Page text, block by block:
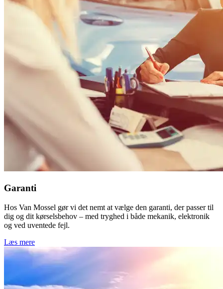
Garanti
Hos Van Mossel gør vi det nemt at vælge den garanti, der passer til
dig og dit kørselsbehov – med tryghed i både mekanik, elektronik
og ved uventede fejl.
Læs mere